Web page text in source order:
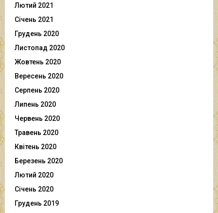
Лютий 2021
Січень 2021
Грудень 2020
Листопад 2020
Жовтень 2020
Вересень 2020
Серпень 2020
Липень 2020
Червень 2020
Травень 2020
Квітень 2020
Березень 2020
Лютий 2020
Січень 2020
Грудень 2019